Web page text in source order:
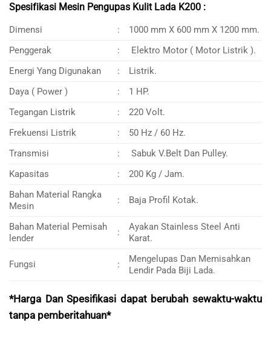
Spesifikasi Mesin Pengupas Kulit Lada K200 :
Dimensi :
1000 mm X 600 mm X 1200 mm.
Penggerak
:
Elektro Motor ( Motor Listrik ).
Energi Yang Digunakan
:
Listrik.
Daya ( Power )
:
1 HP.
Tegangan Listrik
:
220 Volt.
Frekuensi Listrik
:
50 Hz / 60 Hz.
Transmisi
:
Sabuk V.Belt Dan Pulley.
Kapasitas
:
200 Kg / Jam.
Bahan Material Rangka
Mesin
: Baja Profil Kotak.
Bahan Material Pemisah
lender
:
Ayakan Stainless Steel Anti
Karat.
Fungsi :
Mengelupas Dan Memisahkan
Lendir Pada Biji Lada.
*Harga Dan Spesifikasi dapat berubah sewaktu-waktu
tanpa pemberitahuan*